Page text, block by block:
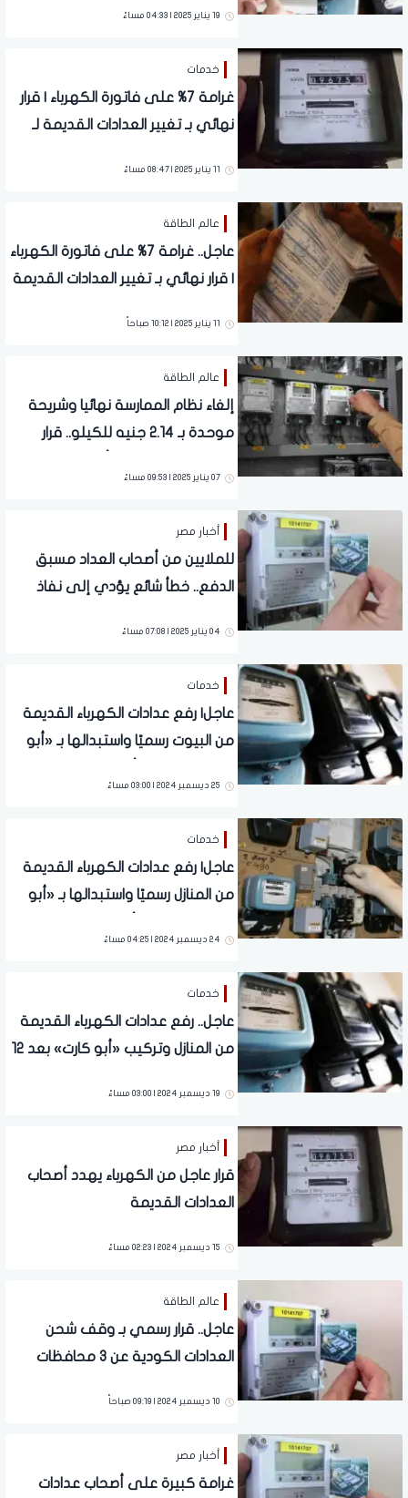
19 يناير 2025 | 04:33 مساءً
خدمات
غرامة 7% على فاتورة الكهرباء | قرار
نهائي بـ تغيير العدادات القديمة لـ
11 يناير 2025 | 08:47 مساءً
عالم الطاقة
عاجل.. غرامة 7% على فاتورة الكهرباء
| قرار نهائي بـ تغيير العدادات القديمة
11 يناير 2025 | 10:12 صباحاً
عالم الطاقة
إلغاء نظام الممارسة نهائيا وشريحة
موحدة بـ 2.14 جنيه للكيلو.. قرار
07 يناير 2025 | 09:53 مساءً
أخبار مصر
للملايين من أصحاب العداد مسبق
الدفع.. خطأ شائع يؤدي إلى نفاذ
04 يناير 2025 | 07:08 مساءً
خدمات
عاجل| رفع عدادات الكهرباء القديمة
من البيوت رسميًا واستبدالها بـ «أبو
25 ديسمبر 2024 | 03:00 مساءً
خدمات
عاجل| رفع عدادات الكهرباء القديمة
من المنازل رسميًا واستبدالها بـ «أبو
24 ديسمبر 2024 | 04:25 مساءً
خدمات
عاجل.. رفع عدادات الكهرباء القديمة
من المنازل وتركيب «أبو كارت» بعد 12
19 ديسمبر 2024 | 03:00 مساءً
أخبار مصر
قرار عاجل من الكهرباء يهدد أصحاب
العدادات القديمة
15 ديسمبر 2024 | 02:23 مساءً
عالم الطاقة
عاجل.. قرار رسمي بـ وقف شحن
العدادات الكودية عن 3 محافظات
10 ديسمبر 2024 | 09:19 صباحاً
أخبار مصر
غرامة كبيرة على أصحاب عدادات